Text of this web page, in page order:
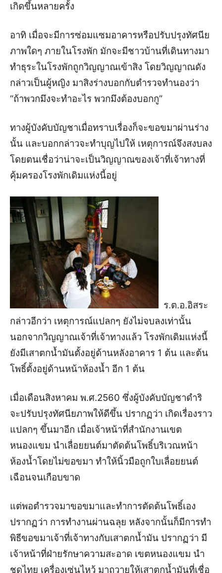
เกิดขึ้นหลายครั้ง
อาทิ เมื่อจะมีการซ่อมแซมอาคารหรือปรับปรุงทัศนีย
ภาพใดๆ ภายในโรงพัก มักจะมีชาวบ้านที่เดินทางมา
ทำธุระในโรงพักถูกวิญญาณเข้าสิง โดยวิญญาณดัง
กล่าวเป็นผู้หญิง มาสิงร่างบอกกับตำรวจทำนองว่า
“ถ้าพวกมึงจะทำอะไร พวกมึงต้องบอกกู”
ทางผู้บังคับบัญชาเมื่อทราบเรื่องก็จะขอขมาผ่านร่าง
นั้น และบอกกล่าวจะทำบุญไปให้ เหตุการณ์จึงสงบลง
โดยตนเชื่อว่าน่าจะเป็นวิญญาณของเจ้าที่เจ้าทางที่
คุ้มครองโรงพักเดิมแห่งนี้อยู่
ร.ต.อ.อิสระ
กล่าวอีกว่า เหตุการณ์แปลกๆ ยังไม่จบลงเท่านั้น
นอกจากวิญญาณเจ้าที่เจ้าทางแล้ว โรงพักเดิมแห่งนี้
ยังมีเสาตกน้ำมันตั้งอยู่ด้านหลังอาคาร 1 ต้น และต้น
โพธิ์ตั้งอยู่ด้านหน้าห้องน้ำ อีก 1 ต้น
เมื่อเดือนสิงหาคม พ.ศ.2560 ซึ่งผู้บังคับบัญชาดำริ
จะปรับปรุงทัศนียภาพให้ดีขึ้น ปรากฏว่า เกิดเรื่องราว
แปลกๆ ขึ้นมาอีก เมื่อเจ้าหน้าที่สำนักงานเขต
หนองแขม นำเลื่อยยนต์มาตัดต้นโพธิ์บริเวณหน้า
ห้องน้ำโดยไม่ขอขมา ทำให้นิ้วมือถูกใบเลื่อยยนต์
เฉือนจนเกือบขาด
แต่พอตำรวจมาขอขมาและทำการตัดต้นโพธิ์เอง
ปรากฏว่า การทำงานผ่านฉลุย หลังจากนั้นก็มีการทำ
พิธีขอขมาเจ้าที่เจ้าทางกับเสาตกน้ำมัน ปรากฏว่า มี
เจ้าหน้าที่ฝ่ายรักษาความสะอาด เขตหนองแขม นำ
ชุดไทย เครื่องเซ่นไหว้ มาถวายให้เสาตกน้ำมันที่เชื่อ